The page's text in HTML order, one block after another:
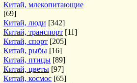
Китай, млекопитающие
[69]
Китай, люди [342]
Китай, транспорт [11]
Китай, спорт [205]
Китай, рыбы [16]
Китай, птицы [89]
Китай, цветы [97]
Китай, космос [65]